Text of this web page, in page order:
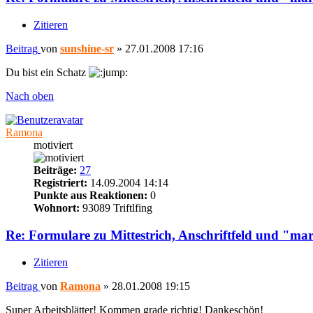
Zitieren
Beitrag von sunshine-sr » 27.01.2008 17:16
Du bist ein Schatz
Nach oben
Ramona
motiviert
Beiträge: 27
Registriert: 14.09.2004 14:14
Punkte aus Reaktionen: 0
Wohnort: 93089 Triftlfing
Re: Formulare zu Mittestrich, Anschriftfeld und
Zitieren
Beitrag von Ramona » 28.01.2008 19:15
Super Arbeitsblätter! Kommen grade richtig! Dankeschön!